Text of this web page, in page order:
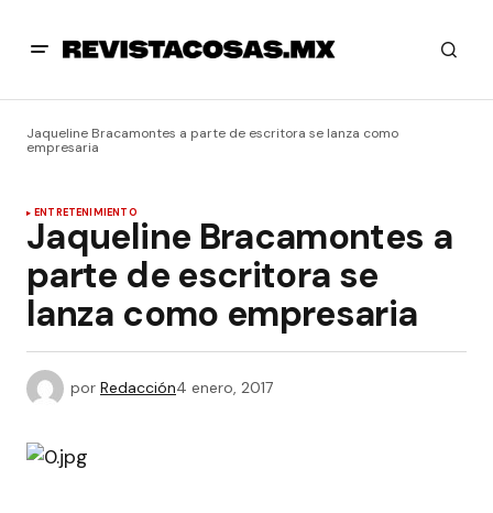
Jaqueline Bracamontes a parte de escritora se lanza como
empresaria
ENTRETENIMIENTO
Jaqueline Bracamontes a
parte de escritora se
lanza como empresaria
por Redacción4 enero, 2017